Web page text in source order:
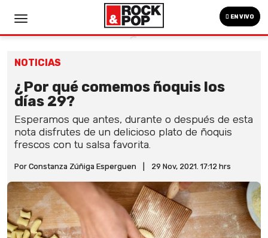
EN VIVO
NOTICIAS
¿Por qué comemos ñoquis los
días 29?
Esperamos que antes, durante o después de esta
nota disfrutes de un delicioso plato de ñoquis
frescos con tu salsa favorita.
Por Constanza Zúñiga Esperguen 29 Nov, 2021. 17:12 hrs